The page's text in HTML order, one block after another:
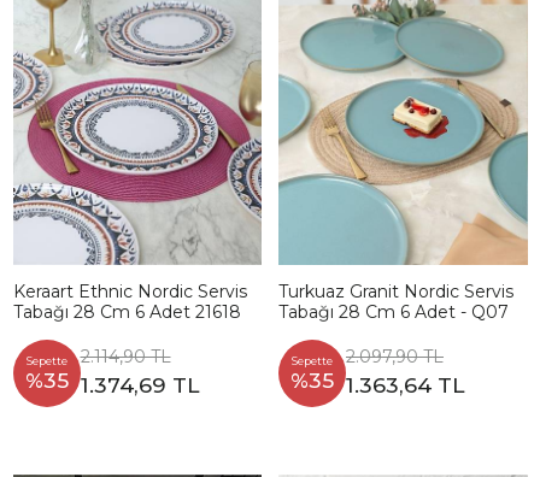
Keraart Ethnic Nordic Servis
Tabağı 28 Cm 6 Adet 21618
Sepette
%35
2.114,90 TL
1.374,69 TL
Turkuaz Granit Nordic Servis
Tabağı 28 Cm 6 Adet - Q07
Sepette
%35
2.097,90 TL
1.363,64 TL